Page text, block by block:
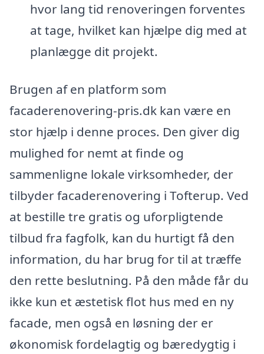
hvor lang tid renoveringen forventes
at tage, hvilket kan hjælpe dig med at
planlægge dit projekt.
Brugen af en platform som
facaderenovering-pris.dk kan være en
stor hjælp i denne proces. Den giver dig
mulighed for nemt at finde og
sammenligne lokale virksomheder, der
tilbyder facaderenovering i Tofterup. Ved
at bestille tre gratis og uforpligtende
tilbud fra fagfolk, kan du hurtigt få den
information, du har brug for til at træffe
den rette beslutning. På den måde får du
ikke kun et æstetisk flot hus med en ny
facade, men også en løsning der er
økonomisk fordelagtig og bæredygtig i